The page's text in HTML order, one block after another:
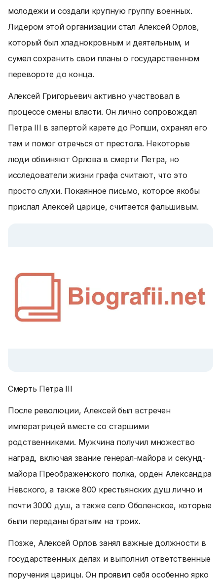
молодежи и создали крупную группу военных.
Лидером этой организации стал Алексей Орлов,
который был хладнокровным и деятельным, и
сумел сохранить свои планы о государственном
перевороте до конца.
Алексей Григорьевич активно участвовал в
процессе смены власти. Он лично сопровождал
Петра III в запертой карете до Ропши, охранял его
там и помог отречься от престола. Некоторые
люди обвиняют Орлова в смерти Петра, но
исследователи жизни графа считают, что это
просто слухи. Покаянное письмо, которое якобы
прислал Алексей царице, считается фальшивым.
Смерть Петра III
После революции, Алексей был встречен
императрицей вместе со старшими
родственниками. Мужчина получил множество
наград, включая звание генерал-майора и секунд-
майора Преображенского полка, орден Александра
Невского, а также 800 крестьянских душ лично и
почти 3000 душ, а также село Оболенское, которые
были переданы братьям на троих.
Позже, Алексей Орлов занял важные должности в
государственных делах и выполнил ответственные
поручения царицы. Он проявил себя особенно ярко